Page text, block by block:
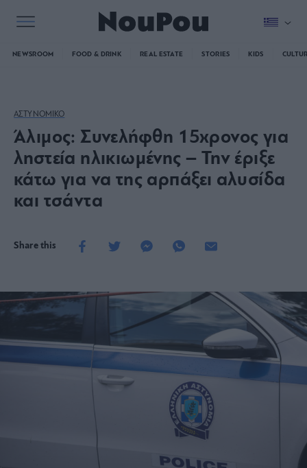
NEWSROOM FOOD & DRINK REAL ESTATE STORIES KIDS
ΑΣΤΥΝΟΜΙΚΟ
Άλιμος: Συνελήφθη 15χρονος για
ληστεία ηλικιωμένης – Την έριξε
κάτω για να της αρπάξει αλυσίδα
και τσάντα
Share this